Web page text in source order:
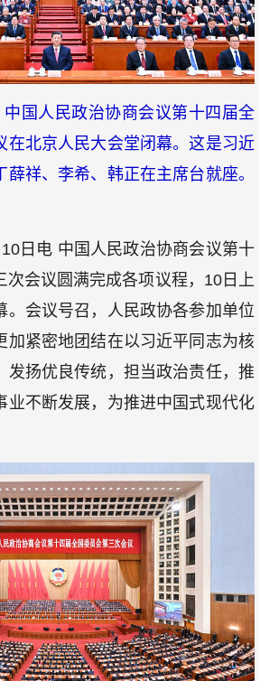
国人民政治协商会议第十四届全
在北京人民大会堂闭幕。这是习近
祥、李希、韩正在主席台就座。
日电 中国人民政治协商会议第十
次会议圆满完成各项议程，10日上
。会议号召，人民政协各参加单位
加紧密地团结在以习近平同志为核
发扬优良传统，担当政治责任，推
业不断发展，为推进中国式现代化